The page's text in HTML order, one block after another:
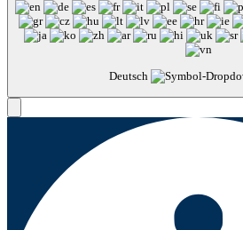
Deutsch